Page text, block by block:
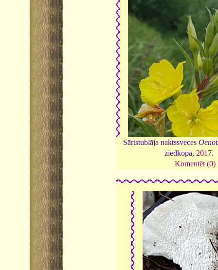
Sārtstublāja naktssveces
ziedkopa, 2017.
Komentēt (0)